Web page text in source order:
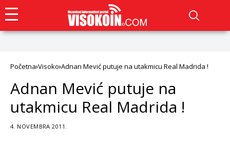
Početna Visoko Adnan Mević putuje na utakmicu Real Madrida !
Adnan Mević putuje na
utakmicu Real Madrida !
4. NOVEMBRA 2011.